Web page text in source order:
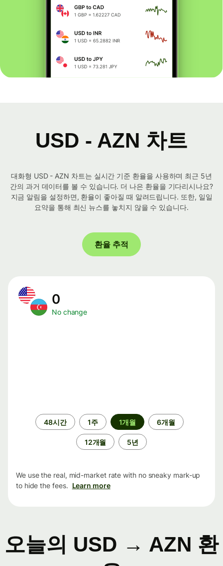
USD - AZN 차트
대화형 USD - AZN 차트는 실시간 기준 환율을 사용하며 최근 5년
간의 과거 데이터를 볼 수 있습니다. 더 나은 환율을 기다리시나요?
지금 알림을 설정하면, 환율이 좋아질 때 알려드립니다. 또한, 일일
요약을 통해 최신 뉴스를 놓치지 않을 수 있습니다.
환율 추적
0
No change
48시간 1주 1개월 6개월
12개월 5년
We use the real, mid-market rate with no sneaky mark-up
to hide the fees. Learn more
오늘의 USD → AZN 환